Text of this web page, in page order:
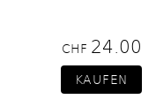
CHF 24.00